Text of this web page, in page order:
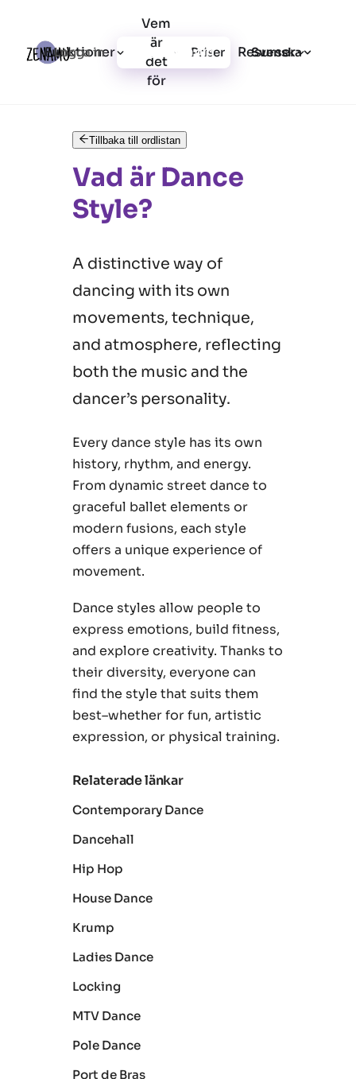
Funktioner
Vem
är
det
för
Priser Resurser
Logga in Registrera dig Svenska
Tillbaka till ordlistan
Vad är Dance
Style?
A distinctive way of
dancing with its own
movements, technique,
and atmosphere, reflecting
both the music and the
dancer’s personality.
Every dance style has its own
history, rhythm, and energy.
From dynamic street dance to
graceful ballet elements or
modern fusions, each style
offers a unique experience of
movement.
Dance styles allow people to
express emotions, build fitness,
and explore creativity. Thanks to
their diversity, everyone can
find the style that suits them
best–whether for fun, artistic
expression, or physical training.
Relaterade länkar
Contemporary Dance
Dancehall
Hip Hop
House Dance
Krump
Ladies Dance
Locking
MTV Dance
Pole Dance
Port de Bras